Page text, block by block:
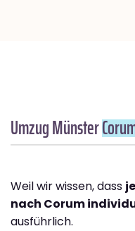
Umzug Münster
Weil wir wissen, dass
nach Corum
ausführlich.